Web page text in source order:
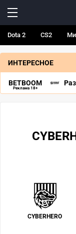
Dota 2 CS2
ИНТЕРЕСНОЕ
BETBOOM
Реклама 18+
CYBERHERO